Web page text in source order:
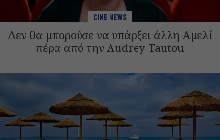
CINE NEWS
Δεν θα μπορούσε να υπάρξει άλλη Αμελί
πέρα από την Audrey Tautou